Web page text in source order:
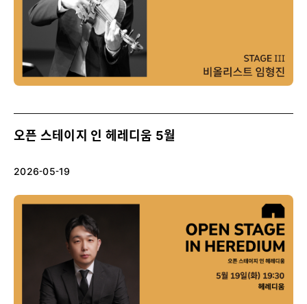
오픈 스테이지 인 헤레디움 5월
2026-05-19